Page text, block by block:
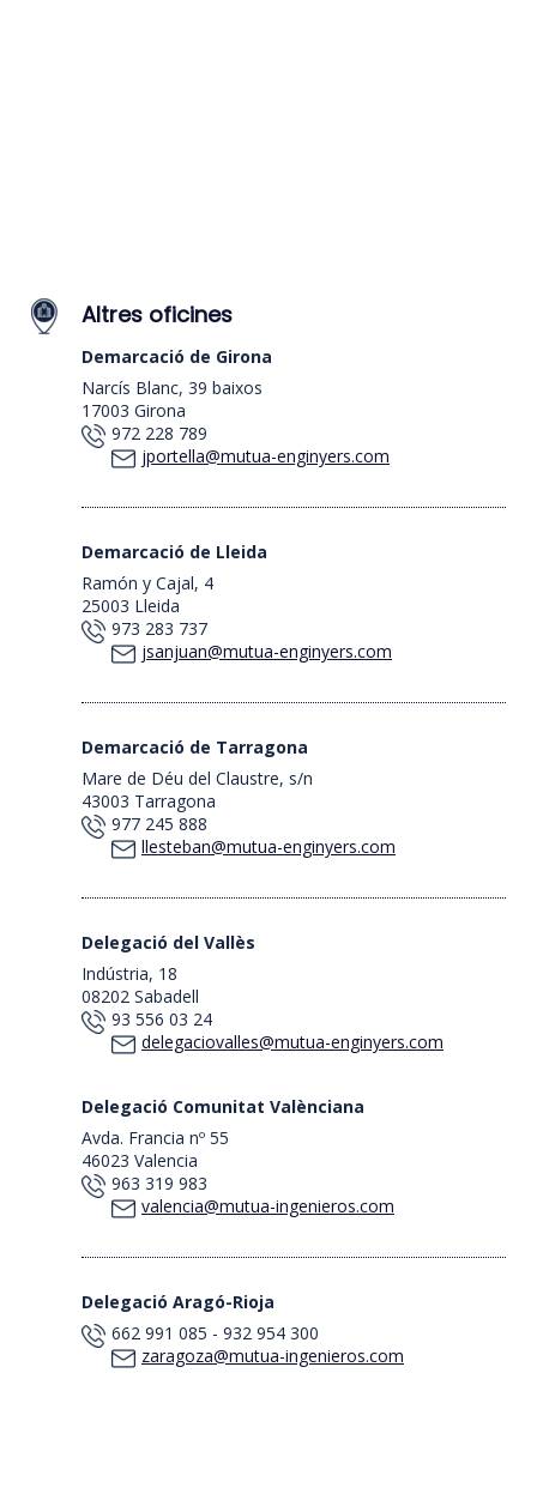
Altres oficines
Demarcació de Girona
Narcís Blanc, 39 baixos
17003 Girona
972 228 789
jportella@mutua-enginyers.com
Demarcació de Lleida
Ramón y Cajal, 4
25003 Lleida
973 283 737
jsanjuan@mutua-enginyers.com
Demarcació de Tarragona
Mare de Déu del Claustre, s/n
43003 Tarragona
977 245 888
llesteban@mutua-enginyers.com
Delegació del Vallès
Indústria, 18
08202 Sabadell
93 556 03 24
delegaciovalles@mutua-enginyers.com
Delegació Comunitat Valènciana
Avda. Francia nº 55
46023 Valencia
963 319 983
valencia@mutua-ingenieros.com
Delegació Aragó-Rioja
662 991 085 - 932 954 300
zaragoza@mutua-ingenieros.com